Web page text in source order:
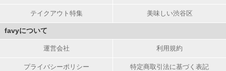
テイクアウト特集 美味しい渋谷区
favyについて
運営会社 利用規約
プライバシーポリシー 特定商取引法に基づく表記